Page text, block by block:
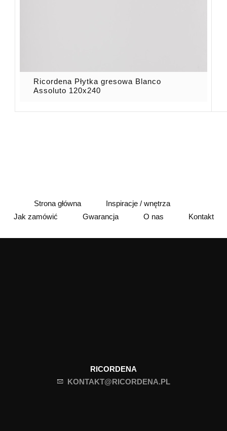
Ricordena Płytka gresowa Blanco
Assoluto 120x240
Strona główna
Inspiracje / wnętrza
Jak zamówić
Gwarancja O nas Kontakt
RICORDENA
KONTAKT@RICORDENA.PL